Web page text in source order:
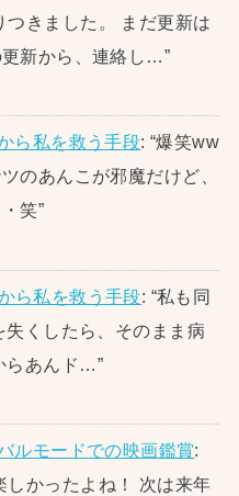
つきました。 まだ更新は
新から、連絡し…”
ら私を救う手段: “爆笑ww
のあんこが邪魔だけど、
笑”
ら私を救う手段: “私も同
失くしたら、そのまま病
らあんド…”
ルモードでの映画鑑賞:
しかったよね！ 次は来年